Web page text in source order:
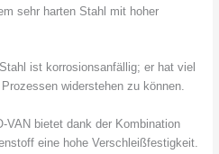
sehr harten Stahl mit hoher
ist korrosionsanfällig; er hat viel
widerstehen zu können.
VAN bietet dank der Kombination
eine hohe Verschleißfestigkeit.